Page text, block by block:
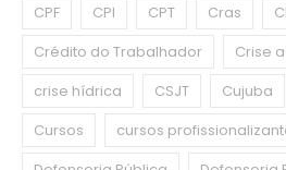
CPF
CPI CPT Cras
Crédito do Trabalhador
Crise
crise hídrica
CSJT Cujuba
Cursos
cursos